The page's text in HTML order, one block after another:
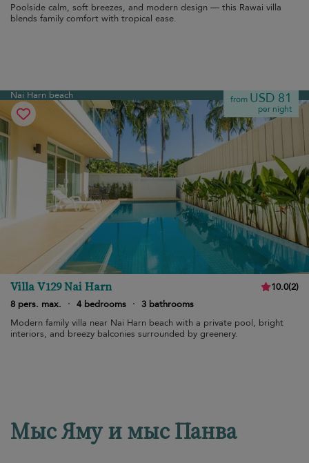
Poolside calm, soft breezes, and modern design — this Rawai villa
blends family comfort with tropical ease.
Nai Harn beach from USD 81
per night
Villa V129 Nai Harn 10.0(2)
8 pers. max.
· 4 bedrooms · 3 bathrooms
Modern family villa near Nai Harn beach with a private pool, bright
interiors, and breezy balconies surrounded by greenery.
Мыс Яму и мыс Панва